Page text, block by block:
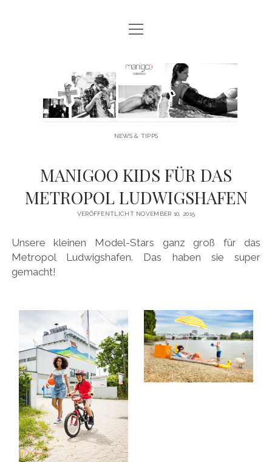
MANIGOO BLOG
MANIGOO MODELS
IMPRESSUM & DATENSCHUTZ
Menü
öffnen
Manigoo
NEWS & TIPPS
MANIGOO KIDS FÜR DAS
METROPOL LUDWIGSHAFEN
VERÖFFENTLICHT NOVEMBER 10, 2015
Unsere kleinen Model-Stars ganz groß für das
Metropol Ludwigshafen. Das haben sie super
gemacht!